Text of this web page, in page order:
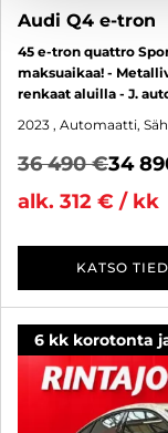
Audi Q4 e-tron
45 e-tron quattro
maksuaikaa! -
renkaat aluilla - J.
2023 , Automaatti,
36 490 €34
alk. 312 € / kk
KATSO
6 kk korotonta